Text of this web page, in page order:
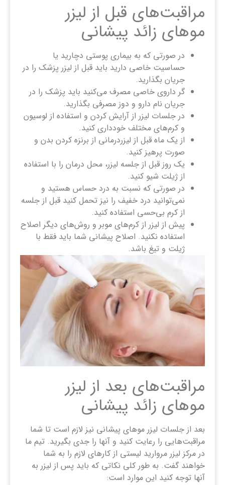
مراقبت‌های قبل از لیزر
موهای زائد پیشانی
در صورتی که به بیماری پوستی دچارید یا
حساسیت خاصی دارید باید قبل از لیزر پزشک را در
جریان بگذارید.
گر داروی خاصی مصرف می‌کنید باید پزشک را در
جریان نام دارو و دوز مصرفی بگذارید.
در جلسات لیزر از آرایش کردن و استفاده از لوسیون
و کرم‌های مختلف خودداری کنید.
از یک ماه قبل از لیزردرمانی از برنزه کردن بدن و
صورت پرهیز کنید.
یک روز قبل از جلسه لیزر، محل درمان را با استفاده
از ژیلت شیو کنید.
در صورتی که نسبت به درد حساس هستید و
نمی‌توانید درد خفیف را نیز تحمل کنید قبل از جلسه
از کرم بی‌حسی استفاده کنید.
پیش از لیزر از کرم‌های موبر و روش‌های دیگر اصلاح
استفاده نکنید. اصلاح پیشانی شما باید فقط با
ژیلت و تیغ باشد.
مراقبت‌های بعد از لیزر
موهای زائد پیشانی
بعد از جلسات لیزر موهای پیشانی نیز لازم است تا شما
مراقبت‌هایی را رعایت کنید و آنها را جدی بگیرید. تیم ما
در مرکز لیزر مروارید لیستی از کارهای لازم را به شما
خواهند گفت. به طور کلی نکاتی که باید پس از لیزر به
آنها توجه کنید این موارد است: